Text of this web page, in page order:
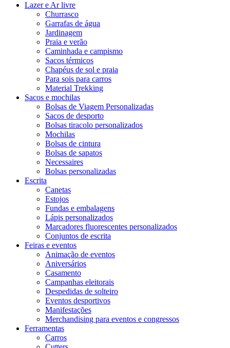
Lazer e Ar livre
Churrasco
Garrafas de água
Jardinagem
Praia e verão
Caminhada e campismo
Sacos térmicos
Chapéus de sol e praia
Para sois para carros
Material Trekking
Sacos e mochilas
Bolsas de Viagem Personalizadas
Sacos de desporto
Bolsas tiracolo personalizados
Mochilas
Bolsas de cintura
Bolsas de sapatos
Necessaires
Bolsas personalizadas
Escrita
Canetas
Estojos
Fundas e embalagens
Lápis personalizados
Marcadores fluorescentes personalizados
Conjuntos de escrita
Feiras e eventos
Animação de eventos
Aniversários
Casamento
Campanhas eleitorais
Despedidas de solteiro
Eventos desportivos
Manifestações
Merchandising para eventos e congressos
Ferramentas
Carros